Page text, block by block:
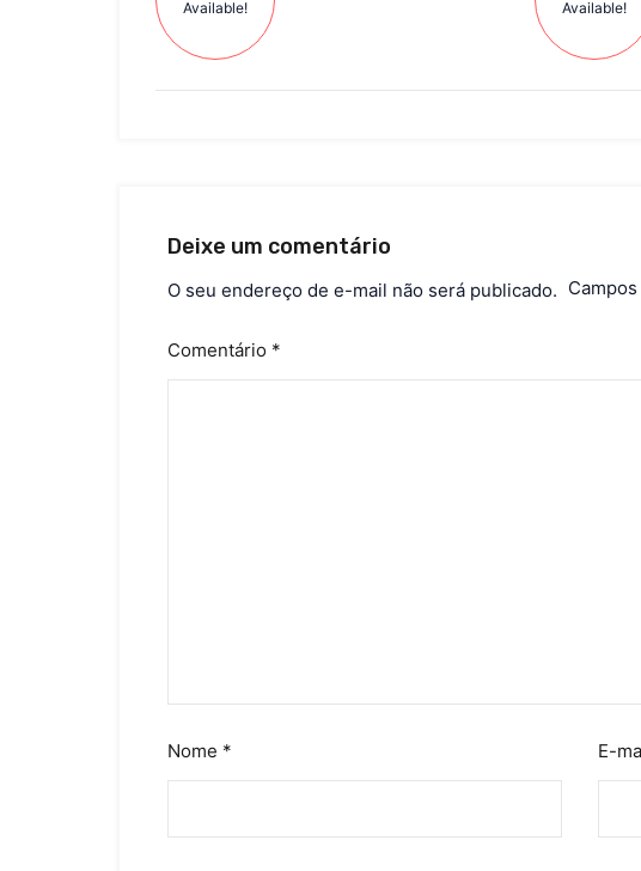
Available!
Available!
Deixe um comentário
O seu endereço de e-mail não será publicado.
Comentário *
Nome * E-